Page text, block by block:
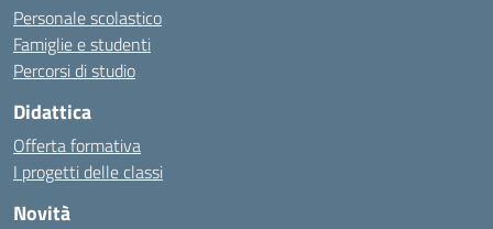
Personale scolastico
Famiglie e studenti
Percorsi di studio
Didattica
Offerta formativa
I progetti delle classi
Novità